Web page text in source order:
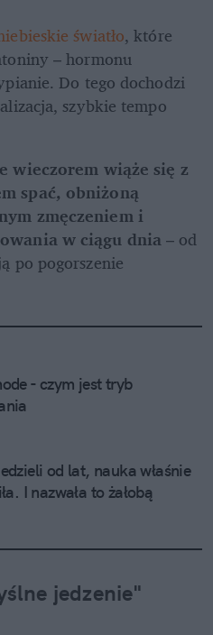
światło, które
– hormonu
Do tego dochodzi
szybkie tempo
wieczorem wiąże się z
spać, obniżoną
zmęczeniem i
w ciągu dnia – od
po pogorszenie
- czym jest tryb
od lat, nauka właśnie
I nazwała to żałobą
jedzenie"